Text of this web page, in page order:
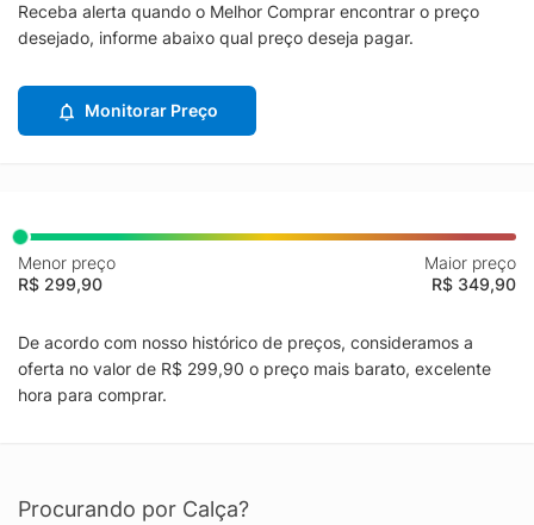
Receba alerta quando o Melhor Comprar encontrar o preço
desejado, informe abaixo qual preço deseja pagar.
Monitorar Preço
Menor preço
R$ 299,90
Maior preço
R$ 349,90
De acordo com nosso histórico de preços, consideramos a
oferta no valor de R$ 299,90 o preço mais barato, excelente
hora para comprar.
Procurando por Calça?